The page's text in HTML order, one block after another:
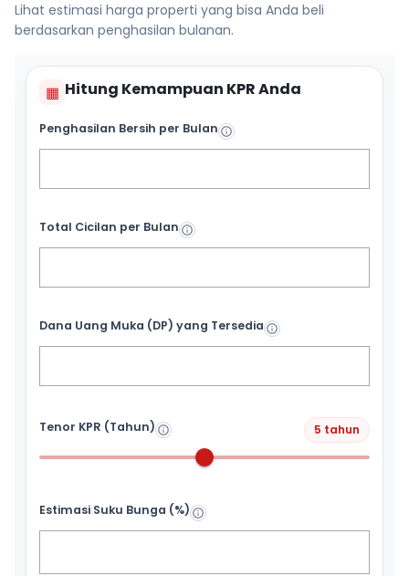
Lihat estimasi harga properti yang bisa Anda beli
berdasarkan penghasilan bulanan.
▦ Hitung Kemampuan KPR Anda
Penghasilan Bersih per Bulan
Total Cicilan per Bulan
Dana Uang Muka (DP) yang Tersedia
Tenor KPR (Tahun) 5 tahun
Estimasi Suku Bunga (%)